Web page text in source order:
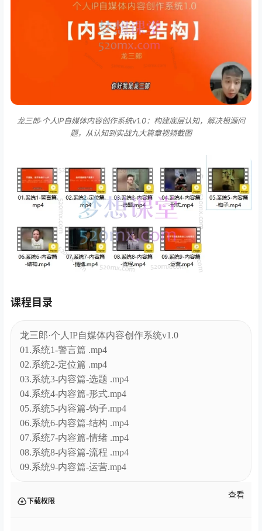
龙三郎·个人IP自媒体内容创作系统v1.0：构建底层认知，解决根源问
题，从认知到实战九大篇章视频截图
课程目录
龙三郎·个人IP自媒体内容创作系统v1.0
01.系统1-警言篇 .mp4
02.系统2-定位篇 .mp4
03.系统3-内容篇-选题 .mp4
04.系统4-内容篇-形式.mp4
05.系统5-内容篇-钩子.mp4
06.系统6-内容篇-结构 .mp4
07.系统7-内容篇-情绪 .mp4
08.系统8-内容篇-流程 .mp4
09.系统9-内容篇-运营.mp4
下载权限
查看